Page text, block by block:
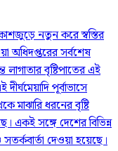
নতুন করে স্বস্তির
অধিদপ্তরের সর্বশেষ
বৃষ্টিপাতের এই
পূর্বাভাসে
মাঝারি ধরনের বৃষ্টি
একই সঙ্গে দেশের বিভিন্ন
দেওয়া হয়েছে।